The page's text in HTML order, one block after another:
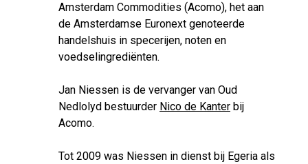
Amsterdam Commodities (Acomo), het aan
de Amsterdamse Euronext genoteerde
handelshuis in specerijen, noten en
voedselingrediënten.
Jan Niessen is de vervanger van Oud
Nedlolyd bestuurder Nico de Kanter bij
Acomo.
Tot 2009 was Niessen in dienst bij Egeria als